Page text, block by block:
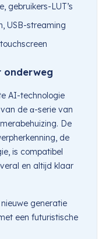
gebruikers-LUT’s
USB-streaming
AI-technologie
de α-serie van
De
de
is compatibel
en altijd klaar
generatie
een futuristische